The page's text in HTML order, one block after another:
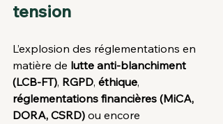
tension
L’explosion des réglementations en
matière de lutte anti-blanchiment
(LCB-FT), RGPD, éthique,
réglementations financières (MiCA,
DORA, CSRD) ou encore